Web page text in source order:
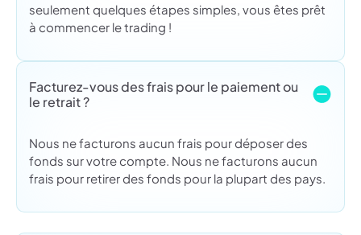
seulement quelques étapes simples, vous êtes prêt
à commencer le trading !
Facturez-vous des frais pour le paiement ou
le retrait ?
Nous ne facturons aucun frais pour déposer des
fonds sur votre compte. Nous ne facturons aucun
frais pour retirer des fonds pour la plupart des pays.